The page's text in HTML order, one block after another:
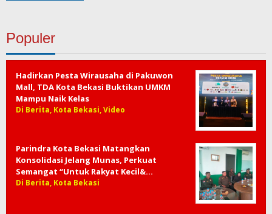
Populer
Hadirkan Pesta Wirausaha di Pakuwon
Mall, TDA Kota Bekasi Buktikan UMKM
Mampu Naik Kelas
Di Berita, Kota Bekasi, Video
Parindra Kota Bekasi Matangkan
Konsolidasi Jelang Munas, Perkuat
Semangat “Untuk Rakyat Kecil&…
Di Berita, Kota Bekasi